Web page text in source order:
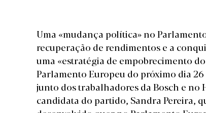
Uma «mudança política» no
recuperação de rendimentos e a
uma «estratégia de empobrecimento
Parlamento Europeu do próximo dia
junto dos trabalhadores da Bosch e no
candidata do partido, Sandra Pereira,